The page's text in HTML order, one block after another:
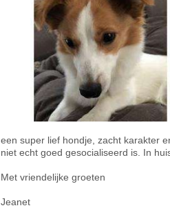
een super lief hondje, zacht karakter
niet echt goed gesocialiseerd is. In
Met vriendelijke groeten
Jeanet